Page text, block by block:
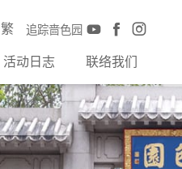
追踪啬色园
繁
活动日志 联络我们